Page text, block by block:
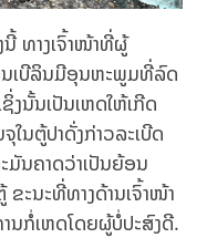
ນີ້ ທາງເຈົ້າໜ້າທີ່ຜູ້
ນເບີລິນມີອຸນຫະພູມທີ່ລົດ
ງນັ້ນເປັນເຫດໃຫ້ເກີດ
ນຕູ້ປາດັ່ງກ່າວລະເບີດ
ມັນຄາດວ່າເປັນຍ້ອນ
ະນະທີ່ທາງດ້ານເຈົ້າໜ້າ
ນກໍ່ເຫດໂດຍຜູ້ບໍ່ປະສົງດີ.